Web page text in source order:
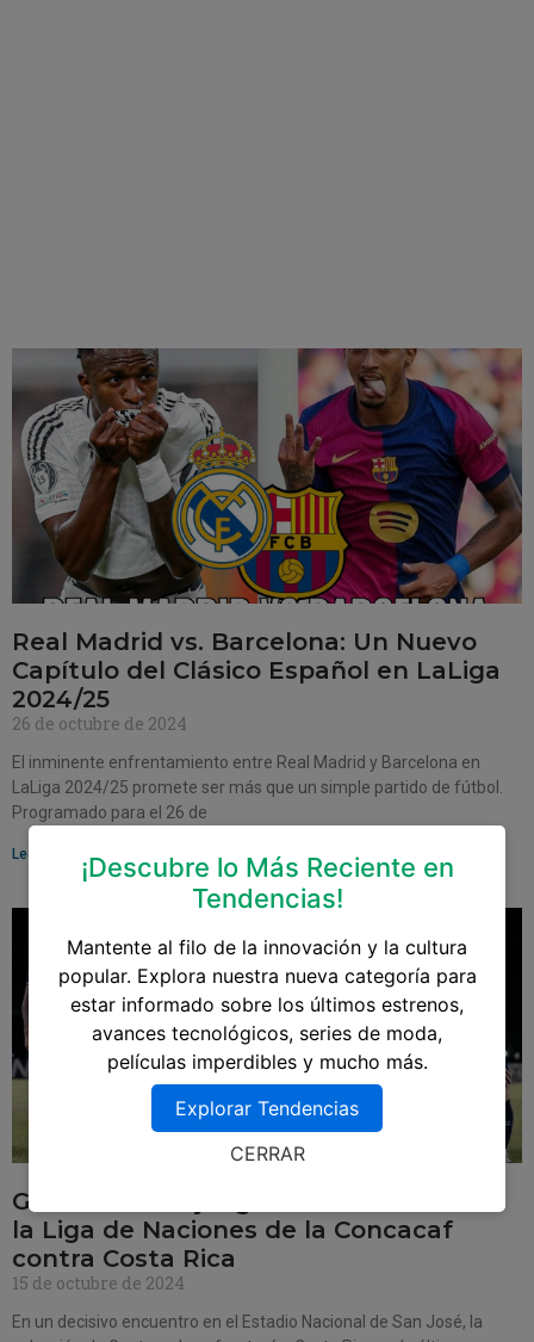
Real Madrid vs. Barcelona: Un Nuevo
Capítulo del Clásico Español en LaLiga
2024/25
26 de octubre de 2024
El inminente enfrentamiento entre Real Madrid y Barcelona en
LaLiga 2024/25 promete ser más que un simple partido de fútbol.
Programado para el 26 de
Leer más »
Guatemala se juega la clasificación en
la Liga de Naciones de la Concacaf
contra Costa Rica
15 de octubre de 2024
En un decisivo encuentro en el Estadio Nacional de San José, la
¡Descubre lo Más Reciente en
Tendencias!
Mantente al filo de la innovación y la cultura
popular. Explora nuestra nueva categoría para
estar informado sobre los últimos estrenos,
avances tecnológicos, series de moda,
películas imperdibles y mucho más.
Explorar Tendencias
CERRAR